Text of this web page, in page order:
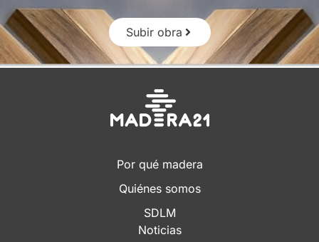
Subir obra
Por qué madera
Quiénes somos
SDLM
Noticias